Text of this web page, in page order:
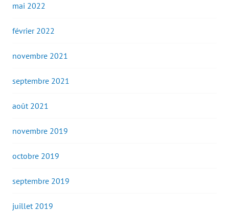
mai 2022
février 2022
novembre 2021
septembre 2021
août 2021
novembre 2019
octobre 2019
septembre 2019
juillet 2019